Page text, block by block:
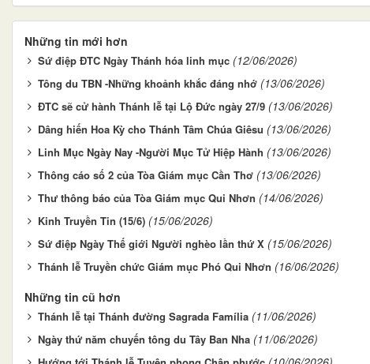
Những tin mới hơn
Sứ điệp ĐTC Ngày Thánh hóa linh mục (12/06/2026)
Tông du TBN -Những khoảnh khắc đáng nhớ (13/06/2026)
ĐTC sẽ cử hành Thánh lễ tại Lộ Đức ngày 27/9 (13/06/2026)
Dâng hiến Hoa Kỳ cho Thánh Tâm Chúa Giêsu (13/06/2026)
Linh Mục Ngày Nay -Người Mục Tử Hiệp Hành (13/06/2026)
Thông cáo số 2 của Tòa Giám mục Cần Thơ (13/06/2026)
Thư thông báo của Tòa Giám mục Qui Nhơn (14/06/2026)
Kinh Truyền Tin (15/6) (15/06/2026)
Sứ điệp Ngày Thế giới Người nghèo lần thứ X (15/06/2026)
Thánh lễ Truyền chức Giám mục Phó Qui Nhơn (16/06/2026)
Những tin cũ hơn
Thánh lễ tại Thánh đường Sagrada Família (11/06/2026)
Ngày thứ năm chuyến tông du Tây Ban Nha (11/06/2026)